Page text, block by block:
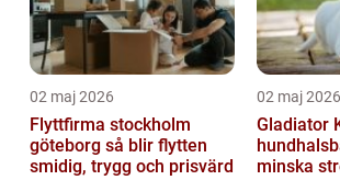
02 maj 2026
Flyttfirma stockholm
göteborg så blir flytten
smidig, trygg och prisvärd
02 maj 2026
Gladiator
minska